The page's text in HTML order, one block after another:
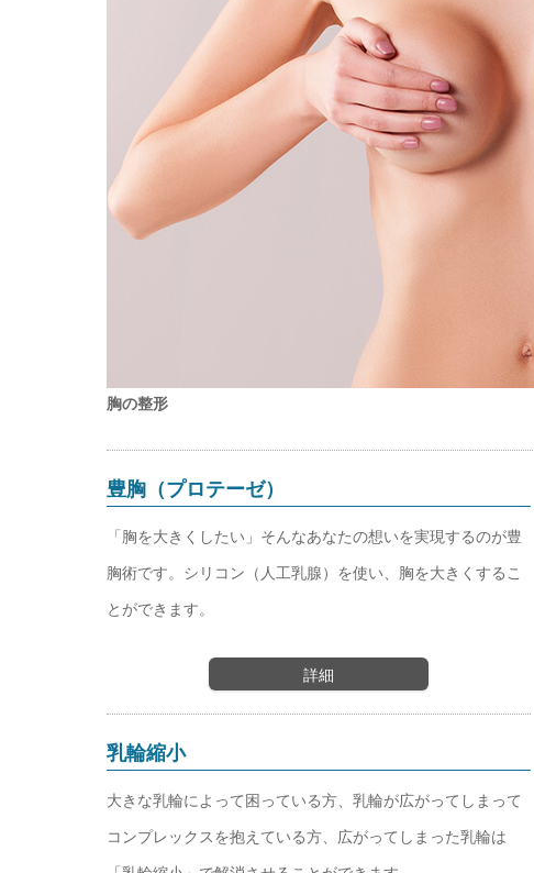
胸の整形
豊胸（プロテーゼ）
「胸を大きくしたい」そんなあなたの想いを実現するのが豊
胸術です。シリコン（人工乳腺）を使い、胸を大きくするこ
とができます。
詳細
乳輪縮小
大きな乳輪によって困っている方、乳輪が広がってしまって
コンプレックスを抱えている方、広がってしまった乳輪は